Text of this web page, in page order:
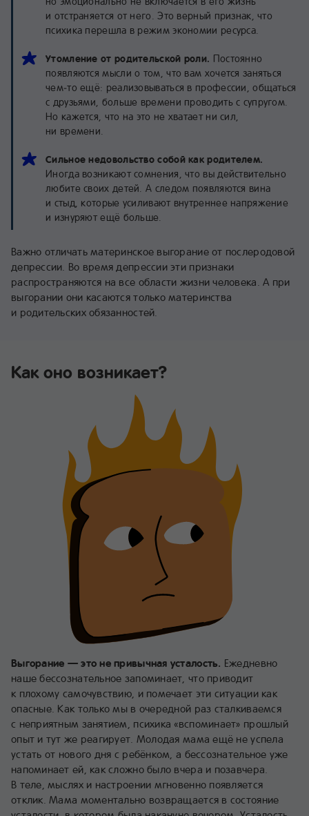
и отстраняется от него. Это верный признак, что
психика перешла в режим экономии ресурса.
Утомление от родительской роли. Постоянно
появляются мысли о том, что вам хочется заняться
чем‑то ещё: реализовываться в профессии, общаться
с друзьями, больше времени проводить с супругом.
Но кажется, что на это не хватает ни сил,
ни времени.
Сильное недовольство собой как родителем.
Иногда возникают сомнения, что вы действительно
любите своих детей. А следом появляются вина
и стыд, которые усиливают внутреннее напряжение
и изнуряют ещё больше.
Важно отличать материнское выгорание от послеродовой
депрессии. Во время депрессии эти признаки
распространяются на все области жизни человека. А при
выгорании они касаются только материнства
и родительских обязанностей.
Как оно возникает?
Выгорание — это не привычная усталость. Ежедневно
наше бессознательное запоминает, что приводит
к плохому самочувствию, и помечает эти ситуации как
опасные. Как только мы в очередной раз сталкиваемся
с неприятным занятием, психика «вспоминает» прошлый
опыт и тут же реагирует. Молодая мама ещё не успела
устать от нового дня с ребёнком, а бессознательное уже
напоминает ей, как сложно было вчера и позавчера.
В теле, мыслях и настроении мгновенно появляется
отклик. Мама моментально возвращается в состояние